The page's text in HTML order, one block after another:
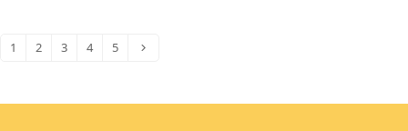
Page
1 Page
2 Page
3 Page
4 Page
5 Suivant